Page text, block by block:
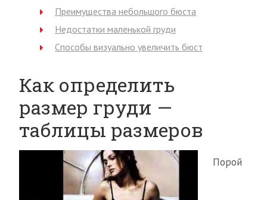
Преимущества небольшого бюста
Недостатки маленькой груди
Способы визуально увеличить бюст
Как определить
размер груди —
таблицы размеров
Порой